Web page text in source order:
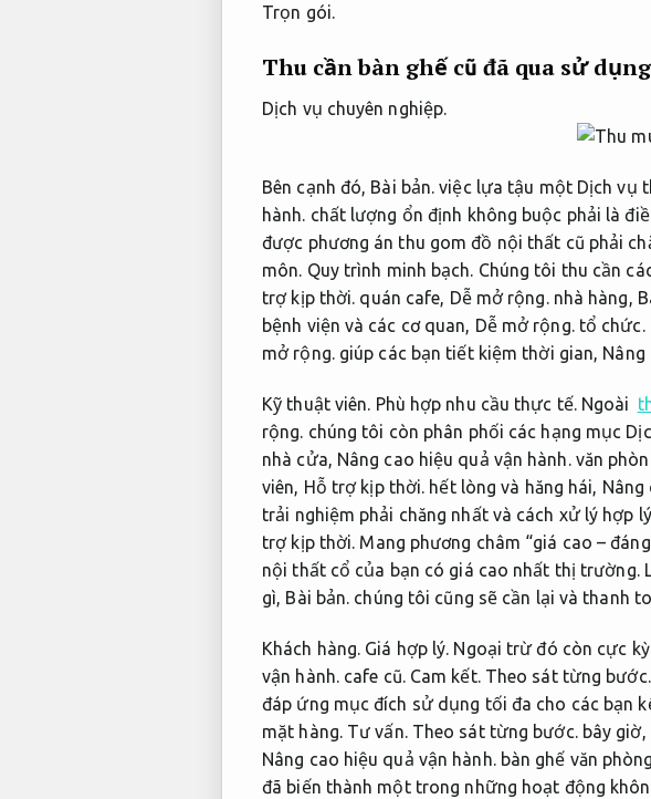
Trọn gói.
Thu cần bàn ghế cũ đã qua sử dụng
Dịch vụ chuyên nghiệp.
Bên cạnh đó, Bài bản. việc lựa tậu một Dịch vụ
hành. chất lượng ổn định không buộc phải là
được phương án thu gom đồ nội thất cũ phải
môn. Quy trình minh bạch. Chúng tôi thu cần
trợ kịp thời. quán cafe, Dễ mở rộng.nhà hàng,
bệnh viện và các cơ quan, Dễ mở rộng.tổ chức.
mở rộng.giúp các bạn tiết kiệm thời gian, Nâng
Kỹ thuật viên. Phù hợp nhu cầu thực tế.Ngoài
rộng. chúng tôi còn phân phối các hạng mục
nhà cửa, Nâng cao hiệu quả vận hành.văn
viên, Hỗ trợ kịp thời. hết lòng và hăng hái, Nâng
trải nghiệm phải chăng nhất và cách xử lý hợp
trợ kịp thời. Mang phương châm “giá cao –
nội thất cổ của bạn có giá cao nhất thị trường.
gì, Bài bản. chúng tôi cũng sẽ cần lại và thanh
Khách hàng. Giá hợp lý. Ngoại trừ đó còn cực kỳ
vận hành. cafe cũ. Cam kết. Theo sát từng bước.
đáp ứng mục đích sử dụng tối đa cho các bạn
mặt hàng. Tư vấn. Theo sát từng bước. bây giờ,
Nâng cao hiệu quả vận hành. bàn ghế văn
đã biến thành một trong những hoạt động